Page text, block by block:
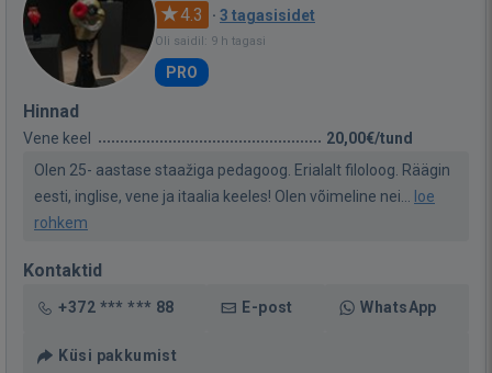
4.3 · 3 tagasisidet
Oli saidil: 9 h tagasi
PRO
Hinnad
Vene keel
20,00€/tund
Olen 25- aastase staažiga pedagoog. Erialalt filoloog. Räägin
eesti, inglise, vene ja itaalia keeles! Olen võimeline nei...
loe
rohkem
Kontaktid
+372 *** *** 88 E-post WhatsApp
Küsi pakkumist